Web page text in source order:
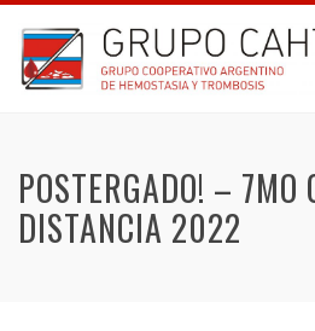
POSTERGADO! – 7MO
DISTANCIA 2022